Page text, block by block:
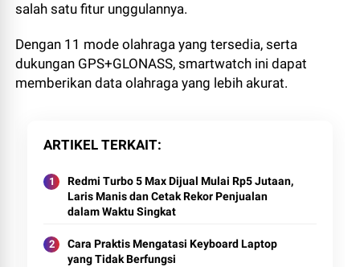
salah satu fitur unggulannya.
Dengan 11 mode olahraga yang tersedia, serta
dukungan GPS+GLONASS, smartwatch ini dapat
memberikan data olahraga yang lebih akurat.
ARTIKEL TERKAIT
Redmi Turbo 5 Max Dijual Mulai Rp5 Jutaan,
Laris Manis dan Cetak Rekor Penjualan
dalam Waktu Singkat
Cara Praktis Mengatasi Keyboard Laptop
yang Tidak Berfungsi